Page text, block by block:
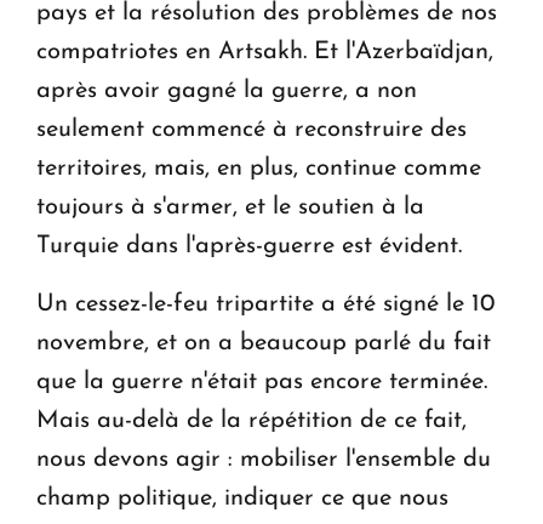
pays et la résolution des problèmes de nos
compatriotes en Artsakh. Et l'Azerbaïdjan,
après avoir gagné la guerre, a non
seulement commencé à reconstruire des
territoires, mais, en plus, continue comme
toujours à s'armer, et le soutien à la
Turquie dans l'après-guerre est évident.
Un cessez-le-feu tripartite a été signé le 10
novembre, et on a beaucoup parlé du fait
que la guerre n'était pas encore terminée.
Mais au-delà de la répétition de ce fait,
nous devons agir : mobiliser l'ensemble du
champ politique, indiquer ce que nous